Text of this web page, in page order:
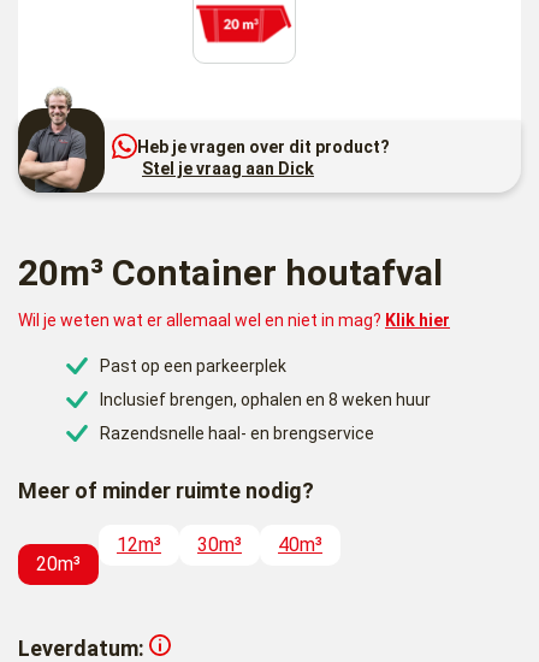
Heb je vragen over dit product?
Stel je vraag aan Dick
20m³ Container houtafval
Wil je weten wat er allemaal wel en niet in mag? Klik hier
Past op een parkeerplek
Inclusief brengen, ophalen en 8 weken huur
Razendsnelle haal- en brengservice
Meer of minder ruimte nodig?
20m³
12m³ 30m³ 40m³
Leverdatum: